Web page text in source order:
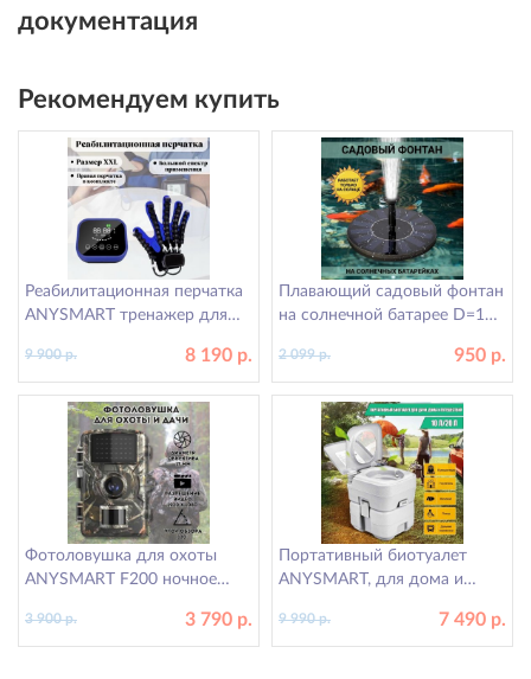
документация
Рекомендуем купить
Реабилитационная перчатка
ANYSMART тренажер для
8 190 р.
9 900 р.
Плавающий садовый фонтан
на солнечной батарее D=16
950 р.
2 099 р.
Фотоловушка для охоты
ANYSMART F200 ночное
3 790 р.
3 900 р.
Портативный биотуалет
ANYSMART, для дома и
7 490 р.
9 990 р.